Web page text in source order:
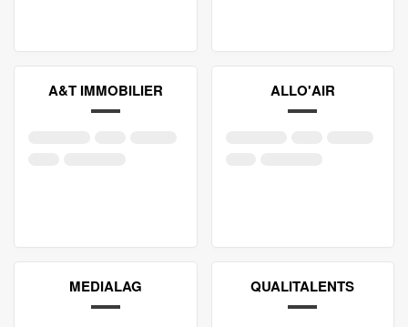
A&T IMMOBILIER ALLO'AIR
MEDIALAG QUALITALENTS